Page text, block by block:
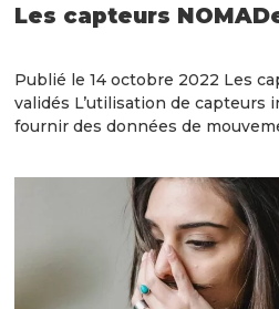
Les capteurs
Publié le 14 octobre 2022 Les
validés L’utilisation de capteurs
fournir des données de